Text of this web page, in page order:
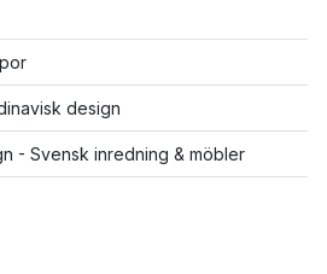
design
- Svensk inredning & möbler